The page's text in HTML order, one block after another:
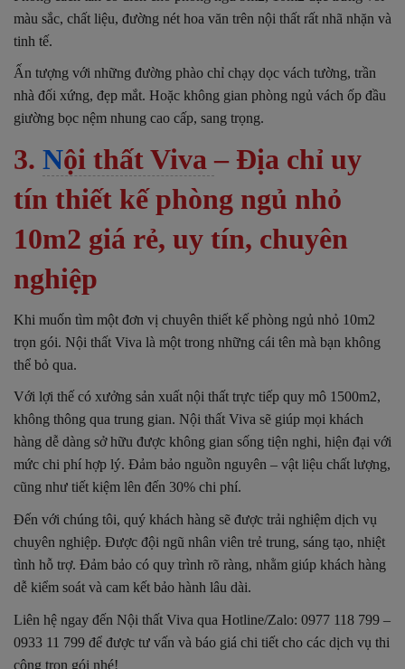
màu sắc, chất liệu, đường nét hoa văn trên nội thất rất nhã nhặn và
tinh tế.
Ấn tượng với những đường phào chỉ chạy dọc vách tường, trần
nhà đối xứng, đẹp mắt. Hoặc không gian phòng ngủ vách ốp đầu
giường bọc nệm nhung cao cấp, sang trọng.
3. Nội thất Viva – Địa chỉ uy
tín thiết kế phòng ngủ nhỏ
10m2 giá rẻ, uy tín, chuyên
nghiệp
Khi muốn tìm một đơn vị chuyên thiết kế phòng ngủ nhỏ 10m2
trọn gói. Nội thất Viva là một trong những cái tên mà bạn không
thể bỏ qua.
Với lợi thế có xưởng sản xuất nội thất trực tiếp quy mô 1500m2,
không thông qua trung gian. Nội thất Viva sẽ giúp mọi khách
hàng dễ dàng sở hữu được không gian sống tiện nghi, hiện đại với
mức chi phí hợp lý. Đảm bảo nguồn nguyên – vật liệu chất lượng,
cũng như tiết kiệm lên đến 30% chi phí.
Đến với chúng tôi, quý khách hàng sẽ được trải nghiệm dịch vụ
chuyên nghiệp. Được đội ngũ nhân viên trẻ trung, sáng tạo, nhiệt
tình hỗ trợ. Đảm bảo có quy trình rõ ràng, nhằm giúp khách hàng
dễ kiểm soát và cam kết bảo hành lâu dài.
Liên hệ ngay đến Nội thất Viva qua Hotline/Zalo: 0977 118 799 –
0933 11 799 để được tư vấn và báo giá chi tiết cho các dịch vụ thi
công trọn gói nhé!